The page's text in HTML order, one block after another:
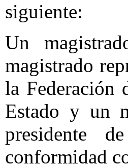
siguiente:
Un
magistrado
la Federación
Estado y un
presidente
conformidad